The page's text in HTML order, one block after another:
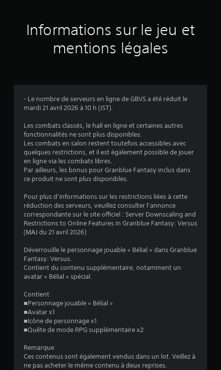
a
.
6
é
t
o
s
Informations sur le jeu et
mentions légales
- Le nombre de serveurs en ligne de GBVS a été réduit le
mardi 21 avril 2026 à 10 h (JST).
Les combats classés, le hall en ligne et certaines autres
fonctionnalités ne sont plus disponibles.
Les combats en salon restent toutefois accessibles avec
quelques restrictions, et il est également possible de jouer
en ligne via les combats libres.
Par ailleurs, les bonus pour Granblue Fantasy inclus dans
ce produit ne sont plus disponibles.
Pour plus d’informations sur les restrictions liées à cette
réduction des serveurs, veuillez consulter l’annonce
correspondante sur le site officiel : Server Downscaling and
Restrictions to Online Features in Granblue Fantasy: Versus
(MAJ du 21 avril 2026)
Déverrouille le personnage jouable « Bélial » dans Granblue
Fantasy: Versus.
Contient du contenu supplémentaire, notamment un
avatar « Bélial » spécial.
Contient
■Personnage jouable « Bélial »
■Avatar x1
■Icône de personnage x1
■Quête de mode RPG supplémentaire x2
Remarque
Ces contenus sont également vendus dans un lot. Veillez à
ne pas acheter le même contenu à deux reprises.